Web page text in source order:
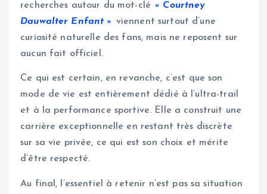
recherches autour du mot-clé « Courtney
Dauwalter Enfant » viennent surtout d’une
curiosité naturelle des fans, mais ne reposent sur
aucun fait officiel.
Ce qui est certain, en revanche, c’est que son
mode de vie est entièrement dédié à l’ultra-trail
et à la performance sportive. Elle a construit une
carrière exceptionnelle en restant très discrète
sur sa vie privée, ce qui est son choix et mérite
d’être respecté.
Au final, l’essentiel à retenir n’est pas sa situation